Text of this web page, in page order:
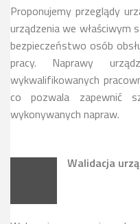
Proponujemy przeglądy
urządzenia we właściwym
bezpieczeństwo osób
pracy. Naprawy
wykwalifikowanych
co pozwala zapewnić
wykonywanych napraw.
Walidacja